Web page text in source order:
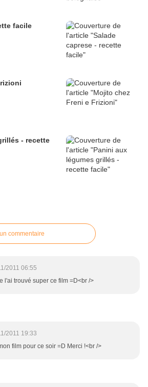
facile
- recette
commentaire
2011 06:55
l'ai trouvé super ce film =D<br />
2011 19:33
film pour ce soir =D Merci !<br />